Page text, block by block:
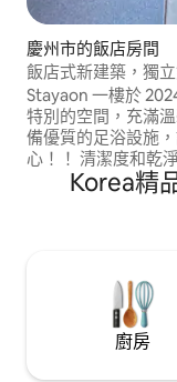
慶州市的飯店房間
飯店式新建築，獨
烤肉。步行即可抵
餐。市中心最佳位
Stayaon 一樓於
特別的空間，充滿
備優質的足浴設施
心！！ 清潔度和乾
的寢具。 這是一套
房源，天花板很高
（三明治、果汁、
州最棒的療癒空間
這裡像在住宿式咖
慶州邑的美麗夜景。 電烤架（付費服務）
請另行聯絡我們// 祝您旅途愉快！！我們
Korea精
廚房